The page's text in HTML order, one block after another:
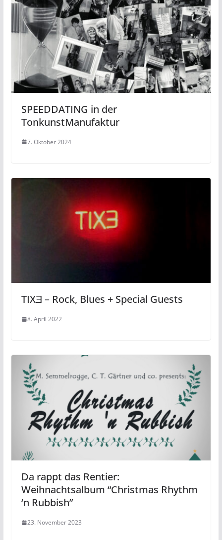
SPEEDDATING in der
TonkunstManufaktur
7. Oktober 2024
TIXƎ – Rock, Blues + Special Guests
8. April 2022
Da rappt das Rentier:
Weihnachtsalbum “Christmas Rhythm
‘n Rubbish”
23. November 2023